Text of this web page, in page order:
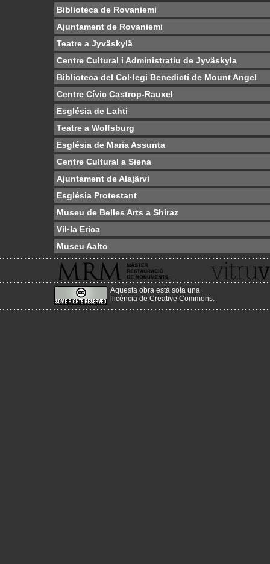
Biblioteca de Rovaniemi
Ajuntament de Rovaniemi
Teatre a Jyväskylä
Centre Cultural i Administratiu de Jyväskyla
Biblioteca del Col·legi Benedictí de Mount Angel
Centre Cívic Castrop-Rauxel
Església de Lahti
Teatre a Wolfsburg
Església de Maria Assunta
Centre Cultural a Siena
Ajuntament de Alajärvi
Església Protestant
Museu de Belles Arts a Shiraz
Vil·la Erica
Museu Aalto
Aquesta obra està sota una
llicència de Creative Commons.